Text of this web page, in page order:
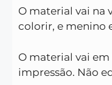
O material vai na
colorir, e menino
O material vai
impressão. Não